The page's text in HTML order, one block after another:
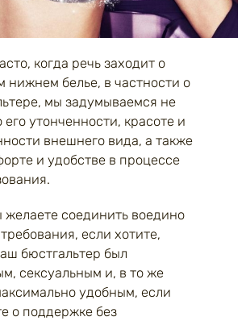
когда речь заходит о
нижнем белье, в частности о
мы задумываемся не
его утонченности, красоте и
внешнего вида, а также
и удобстве в процессе
желаете соединить воедино
если хотите,
бюстгальтер был
сексуальным и, в то же
удобным, если
о поддержке без